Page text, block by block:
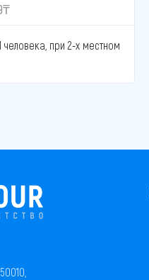
человека, при 2-х местном